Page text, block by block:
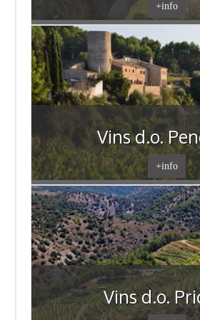
+info
Vins d.o.
+info
Vins d.o.